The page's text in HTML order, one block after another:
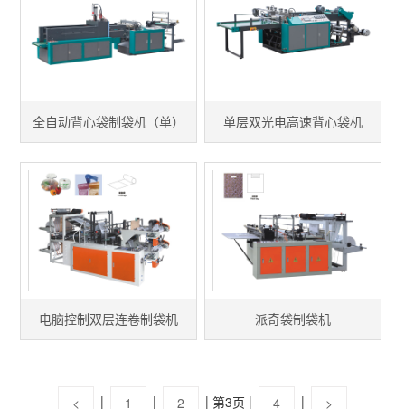
全自动背心袋制袋机（单） 单层双光电高速背心袋机
电脑控制双层连卷制袋机 派奇袋制袋机
< | 1 | 2 | 第3页 | 4 | >